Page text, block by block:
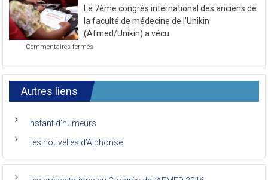
2021
première
journée
7ème
l’AFMED
Le 7ème congrès international des anciens de
la faculté de médecine de l’Unikin
(Afmed/Unikin) a vécu
Commentaires fermés
congrès
international
anciens
la
de
de
Autres liens
Instant d’humeurs
Les nouvelles d’Alphonse